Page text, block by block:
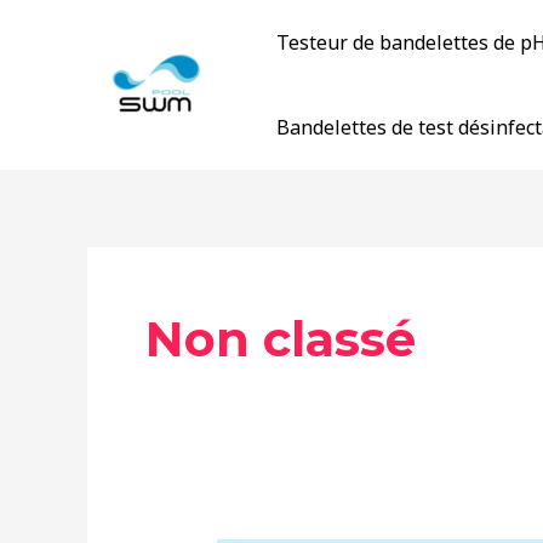
Testeur de bandelettes de
Bandelettes de test
Non classé